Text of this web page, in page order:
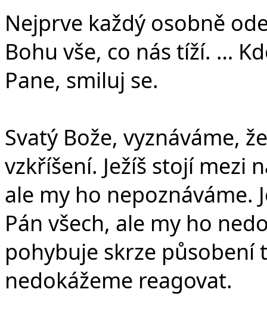
Nejprve každý osobně
Bohu vše, co nás tíží. …
Pane, smiluj se.
Svatý Bože, vyznáváme,
vzkříšení. Ježíš stojí mezi
ale my ho nepoznáváme.
Pán všech, ale my ho
pohybuje skrze působení
nedokážeme reagovat.